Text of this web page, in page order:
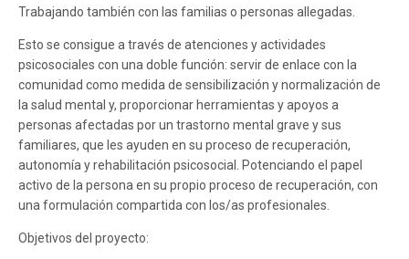
Trabajando también con las familias o personas allegadas.
Esto se consigue a través de atenciones y actividades
psicosociales con una doble función: servir de enlace con la
comunidad como medida de sensibilización y normalización de
la salud mental y, proporcionar herramientas y apoyos a
personas afectadas por un trastorno mental grave y sus
familiares, que les ayuden en su proceso de recuperación,
autonomía y rehabilitación psicosocial. Potenciando el papel
activo de la persona en su propio proceso de recuperación, con
una formulación compartida con los/as profesionales.
Objetivos del proyecto: